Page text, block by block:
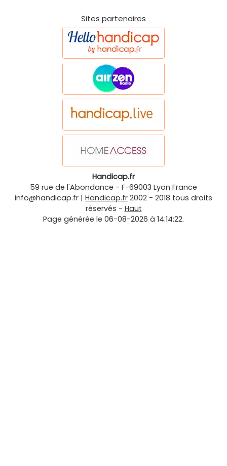
Sites partenaires
Handicap.fr
59 rue de l'Abondance - F-69003 Lyon France
info@handicap.fr | Handicap.fr 2002 - 2018 tous droits
réservés - Haut
Page générée le 06-08-2026 à 14:14:22.